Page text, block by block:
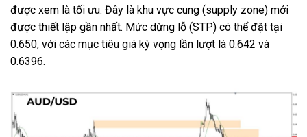
được xem là tối ưu. Đây là khu vực cung (supply zone) mới
được thiết lập gần nhất. Mức dừng lỗ (STP) có thể đặt tại
0.650, với các mục tiêu giá kỳ vọng lần lượt là 0.642 và
0.6396.